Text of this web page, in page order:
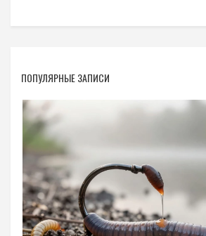
ПОПУЛЯРНЫЕ ЗАПИСИ